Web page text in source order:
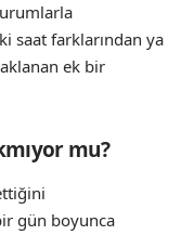
saat farklarından ya
ek bir
mu?
gün boyunca